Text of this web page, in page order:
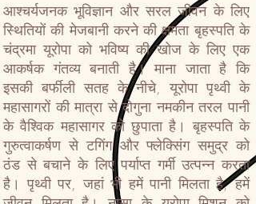
आश्चर्यजनक भूविज्ञान और सरल जीवन के लिए
स्थितियों की मेजबानी करने की क्षमता बृहस्पति के
चंद्रमा यूरोपा को भविष्य की खोज के लिए एक
आकर्षक गंतव्य बनाती है। माना जाता है कि
इसकी बर्फीली सतह के नीचे, यूरोपा पृथ्वी के
महासागरों की मात्रा से दोगुना नमकीन तरल पानी
के वैश्विक महासागर को छुपाता है। बृहस्पति के
गुरुत्वाकर्षण से टगिंग और फ्लेक्सिंग समुद्र को
ठंड से बचाने के लिए पर्याप्त गर्मी उत्पन्न करता
है। पृथ्वी पर, जहां भी हमें पानी मिलता है, हमें